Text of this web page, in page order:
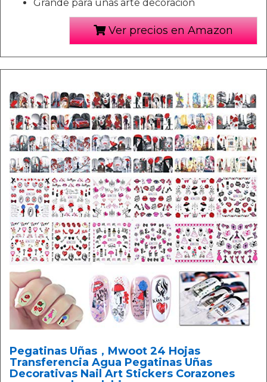
Grande para uñas arte decoración
Ver precios en Amazon
Pegatinas Uñas，Mwoot 24 Hojas
Transferencia Agua Pegatinas Uñas
Decorativas Nail Art Stickers Corazones